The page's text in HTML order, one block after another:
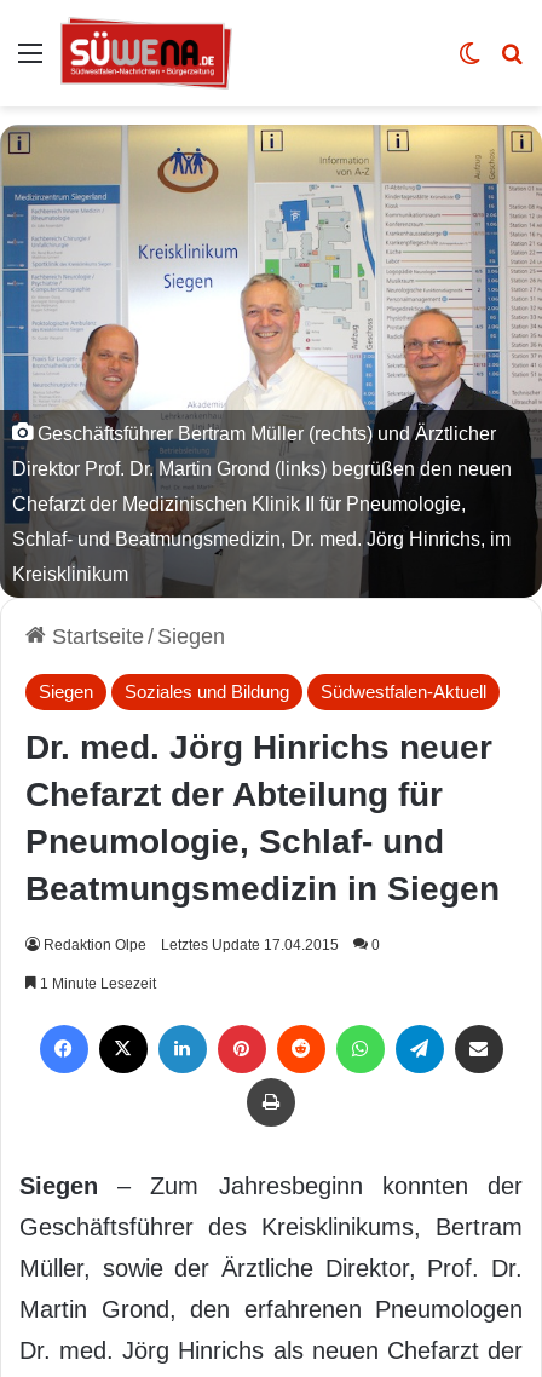
Auswahl Skin
Geschäftsführer Bertram Müller (rechts) und Ärztlicher
Direktor Prof. Dr. Martin Grond (links) begrüßen den neuen
Chefarzt der Medizinischen Klinik II für Pneumologie,
Schlaf- und Beatmungsmedizin, Dr. med. Jörg Hinrichs, im
Kreisklinikum
Startseite/ Siegen
Siegen Soziales und Bildung Südwestfalen-Aktuell
Dr. med. Jörg Hinrichs neuer
Chefarzt der Abteilung für
Pneumologie, Schlaf- und
Beatmungsmedizin in Siegen
Redaktion Olpe Letztes Update 17.04.2015 0
1 Minute Lesezeit
Drucken
Siegen – Zum Jahresbeginn konnten der
Geschäftsführer des Kreisklinikums, Bertram
Müller, sowie der Ärztliche Direktor, Prof. Dr.
Martin Grond, den erfahrenen Pneumologen
Dr. med. Jörg Hinrichs als neuen Chefarzt der